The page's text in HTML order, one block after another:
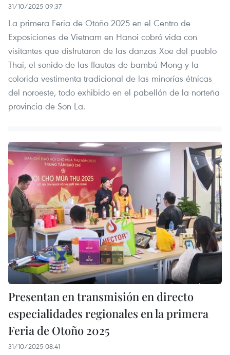
31/10/2025 09:37
La primera Feria de Otoño 2025 en el Centro de
Exposiciones de Vietnam en Hanoi cobró vida con
visitantes que disfrutaron de las danzas Xoe del pueblo
Thai, el sonido de las flautas de bambú Mong y la
colorida vestimenta tradicional de las minorías étnicas
del noroeste, todo exhibido en el pabellón de la norteña
provincia de Son La.
Presentan en transmisión en directo
especialidades regionales en la primera
Feria de Otoño 2025
31/10/2025 08:41